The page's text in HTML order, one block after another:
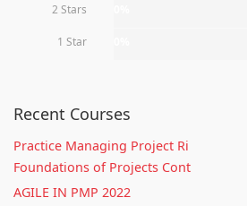
2 Stars
1 Star
Recent Courses
Practice Managing Project Ri
Foundations of Projects Cont
AGILE IN PMP 2022